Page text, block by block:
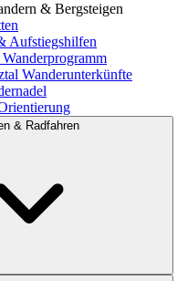
& Bergsteigen
Aufstiegshilfen
Wanderunterkünfte
& Radfahren